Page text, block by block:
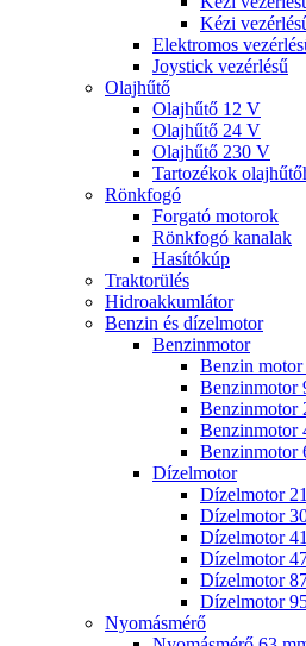
Kézi
Elektromos
Joystick vezérlésű
Olajhűtő
Olajhűtő 12 V
Olajhűtő 24 V
Olajhűtő 230 V
Tartozékok
Rönkfogó
Forgató motorok
Rönkfogó kanalak
Hasítókúp
Traktorülés
Hidroakkumlátor
Benzin és dízelmotor
Benzinmotor
Benzin
Benzinmotor
Benzinmotor
Benzinmotor
Benzinmotor
Dízelmotor
Dízelmotor
Dízelmotor
Dízelmotor
Dízelmotor
Dízelmotor
Dízelmotor
Nyomásmérő